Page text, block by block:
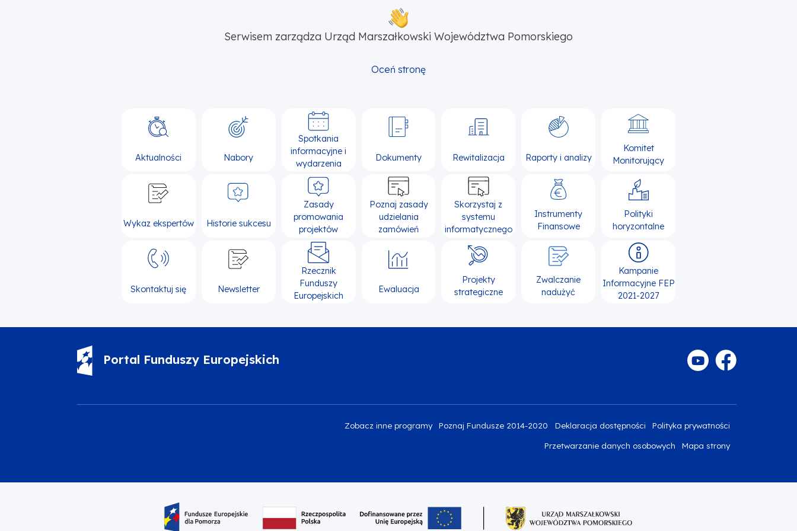
Serwisem zarządza Urząd Marszałkowski Województwa Pomorskiego
Oceń stronę
Aktualności Nabory
Spotkania
informacyjne i
wydarzenia
Dokumenty Rewitalizacja Raporty i analizy
Komitet
Monitorujący
Wykaz ekspertów Historie sukcesu
Zasady
promowania
projektów
Poznaj zasady
udzielania
zamówień
Skorzystaj z
systemu
informatycznego
Instrumenty
Finansowe
Polityki
horyzontalne
Skontaktuj się Newsletter
Rzecznik
Funduszy
Europejskich
Ewaluacja
Projekty
strategiczne
Zwalczanie
nadużyć
Kampanie
Informacyjne FEP
2021-2027
Portal Funduszy Europejskich
Zobacz inne programy Poznaj Fundusze 2014-2020 Deklaracja dostępności Polityka prywatności
Przetwarzanie danych osobowych Mapa strony